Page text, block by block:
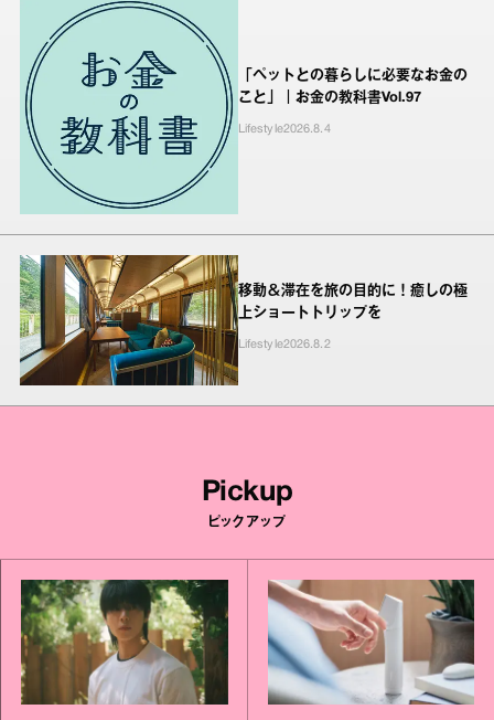
「ペットとの暮らしに必要なお金の
こと」｜お金の教科書Vol.97
Lifestyle2026.8.4
移動＆滞在を旅の目的に！癒しの極
上ショートトリップを
Lifestyle2026.8.2
Pickup
ピックアップ